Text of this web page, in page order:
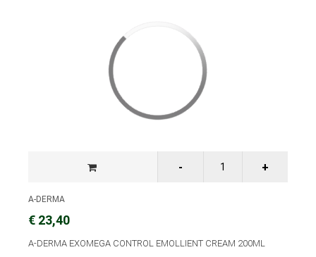
A-DERMA
€ 23,40
A-DERMA EXOMEGA CONTROL EMOLLIENT CREAM 200ML